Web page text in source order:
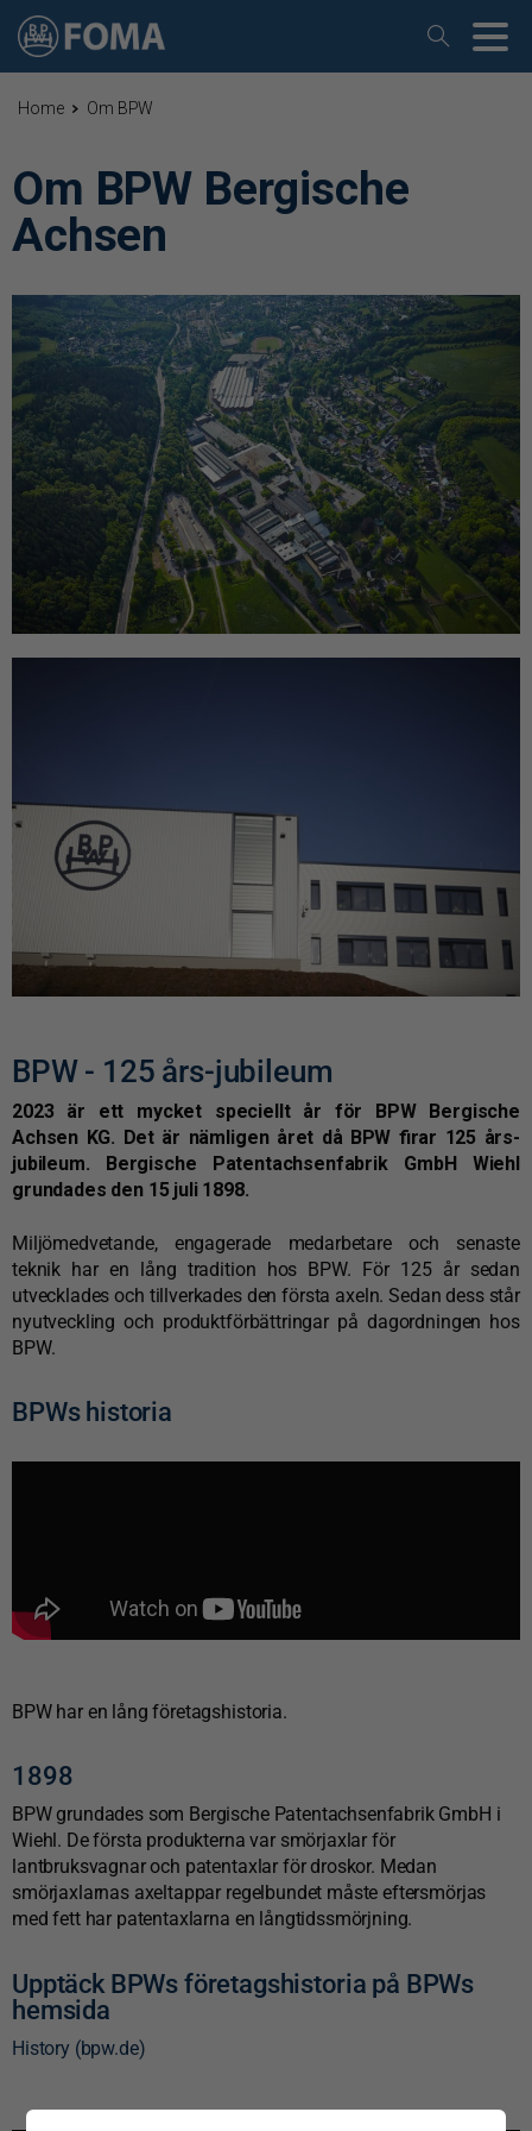
Home Om BPW
Om BPW Bergische
Achsen
BPW - 125 års-jubileum
2023 är ett mycket speciellt år för BPW Bergische
Achsen KG. Det är nämligen året då BPW firar 125 års-
jubileum. Bergische Patentachsenfabrik GmbH Wiehl
grundades den 15 juli 1898.
Miljömedvetande, engagerade medarbetare och senaste
teknik har en lång tradition hos BPW. För 125 år sedan
utvecklades och tillverkades den första axeln. Sedan dess står
nyutveckling och produktförbättringar på dagordningen hos
BPW.
BPWs historia
BPW har en lång företagshistoria.
1898
BPW grundades som Bergische Patentachsenfabrik GmbH i
Wiehl. De första produkterna var smörjaxlar för
lantbruksvagnar och patentaxlar för droskor. Medan
smörjaxlarnas axeltappar regelbundet måste eftersmörjas
med fett har patentaxlarna en långtidssmörjning.
Upptäck BPWs företagshistoria på BPWs
hemsida
History (bpw.de)